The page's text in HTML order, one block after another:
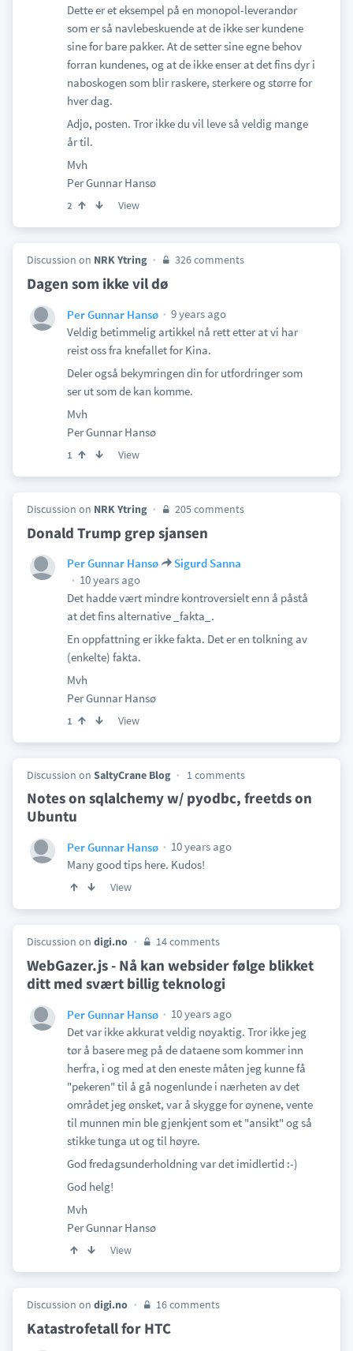
Dette er et eksempel på en monopol-leverandør
som er så navlebeskuende at de ikke ser kundene
sine for bare pakker. At de setter sine egne behov
forran kundenes, og at de ikke enser at det fins dyr i
naboskogen som blir raskere, sterkere og større for
hver dag.
Adjø, posten. Tror ikke du vil leve så veldig mange
år til.
Mvh
Per Gunnar Hansø
2 View
Discussion on NRK Ytring 326 comments
Dagen som ikke vil dø
Per Gunnar Hansø
9 years ago
Veldig betimmelig artikkel nå rett etter at vi har
reist oss fra knefallet for Kina.
Deler også bekymringen din for utfordringer som
ser ut som de kan komme.
Mvh
Per Gunnar Hansø
1 View
Discussion on NRK Ytring 205 comments
Donald Trump grep sjansen
Per Gunnar Hansø
Sigurd Sanna
10 years ago
Det hadde vært mindre kontroversielt enn å påstå
at det fins alternative _fakta_.
En oppfattning er ikke fakta. Det er en tolkning av
(enkelte) fakta.
Mvh
Per Gunnar Hansø
1 View
Discussion on SaltyCrane Blog 1 comments
Notes on sqlalchemy w/ pyodbc, freetds on
Ubuntu
Per Gunnar Hansø
10 years ago
Many good tips here. Kudos!
View
Discussion on digi.no 14 comments
WebGazer.js - Nå kan websider følge blikket
ditt med svært billig teknologi
Per Gunnar Hansø
10 years ago
Det var ikke akkurat veldig nøyaktig. Tror ikke jeg
tør å basere meg på de dataene som kommer inn
herfra, i og med at den eneste måten jeg kunne få
"pekeren" til å gå nogenlunde i nærheten av det
området jeg ønsket, var å skygge for øynene, vente
til munnen min ble gjenkjent som et "ansikt" og så
stikke tunga ut og til høyre.
God fredagsunderholdning var det imidlertid :-)
God helg!
Mvh
Per Gunnar Hansø
View
Discussion on digi.no 16 comments
Katastrofetall for HTC